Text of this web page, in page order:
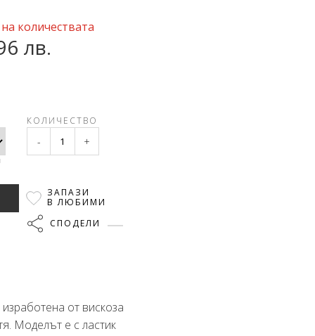
количествата
лв.
КОЛИЧЕСТВО
- +
ЗАПАЗИ
В ЛЮБИМИ
СПОДЕЛИ
от вискоза
Моделът е с ластик